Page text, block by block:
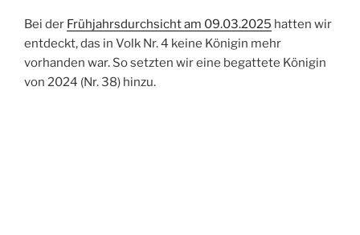
Bei der Frühjahrsdurchsicht am 09.03.2025 hatten wir
entdeckt, das in Volk Nr. 4 keine Königin mehr
vorhanden war. So setzten wir eine begattete Königin
von 2024 (Nr. 38) hinzu.